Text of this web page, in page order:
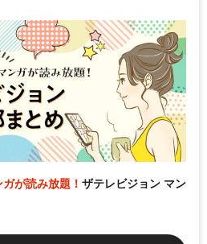
が読み放題！ ザテレビジョン マン